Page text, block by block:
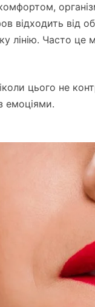
відходить від
лінію. Часто
цього не
емоціями.